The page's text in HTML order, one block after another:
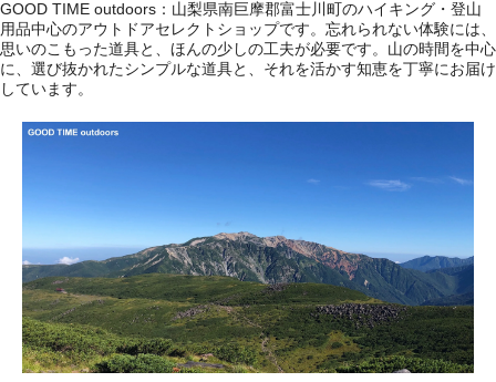
GOOD TIME outdoors：山梨県南巨摩郡富士川町のハイキング・登山
用品中心のアウトドアセレクトショップです。忘れられない体験には、
思いのこもった道具と、ほんの少しの工夫が必要です。山の時間を中心
に、選び抜かれたシンプルな道具と、それを活かす知恵を丁寧にお届け
しています。